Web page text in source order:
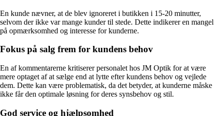
En kunde nævner, at de blev ignoreret i butikken i 15-20 minutter,
selvom der ikke var mange kunder til stede. Dette indikerer en mangel
på opmærksomhed og interesse for kunderne.
Fokus på salg frem for kundens behov
En af kommentarerne kritiserer personalet hos JM Optik for at være
mere optaget af at sælge end at lytte efter kundens behov og vejlede
dem. Dette kan være problematisk, da det betyder, at kunderne måske
ikke får den optimale løsning for deres synsbehov og stil.
God service og hjælpsomhed